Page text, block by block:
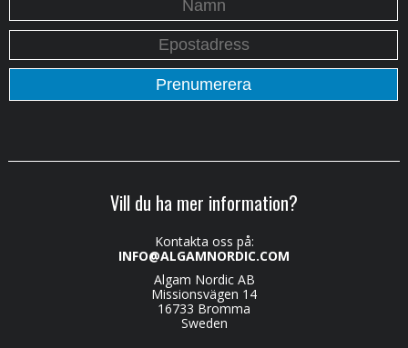
Vill du ha mer information?
Kontakta oss på:
INFO@ALGAMNORDIC.COM
Algam Nordic AB
Missionsvägen 14
16733 Bromma
Sweden